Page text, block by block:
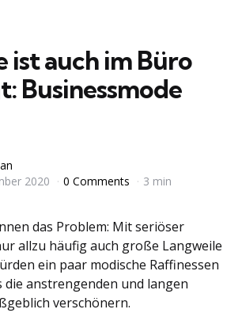
ist auch im Büro
Businessmode
2020
0 Comments 3 min
das Problem: Mit seriöser
allzu häufig auch große Langweile
ein paar modische Raffinessen
die anstrengenden und langen
verschönern.